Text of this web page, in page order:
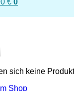
€ 0
sich keine
Shop